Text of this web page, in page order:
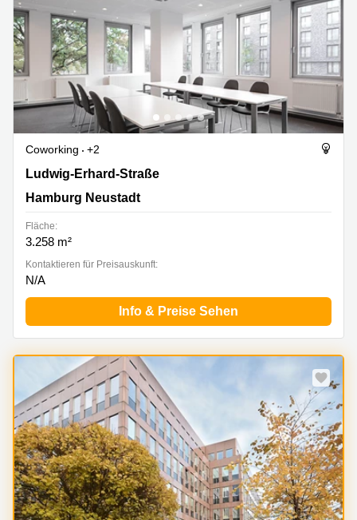
Coworking
+2
Ludwig-Erhard-Straße 18, Hamburg Neustadt
Ludwig-Erhard-Straße
Hamburg Neustadt
Fläche:
3.258 m²
Kontaktieren für Preisauskunft:
N/A
Info & Preise Sehen